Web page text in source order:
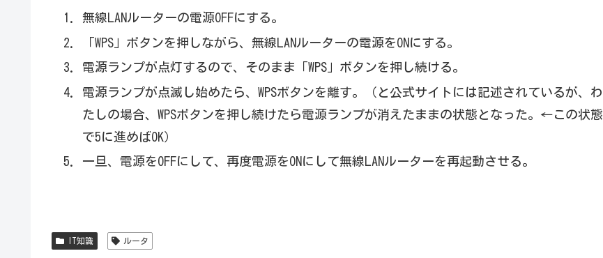
無線LANルーターの電源OFFにする。
「WPS」ボタンを押しながら、無線LANルーターの電源をONにする。
電源ランプが点灯するので、そのまま「WPS」ボタンを押し続ける。
電源ランプが点滅し始めたら、WPSボタンを離す。（と公式サイトには記述されているが、わ
たしの場合、WPSボタンを押し続けたら電源ランプが消えたままの状態となった。←この状態
で5に進めばOK）
一旦、電源をOFFにして、再度電源をONにして無線LANルーターを再起動させる。
IT知識 ルータ